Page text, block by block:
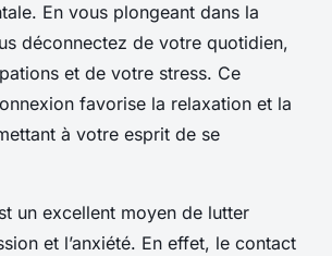
En vous plongeant dans la
déconnectez de votre quotidien,
et de votre stress. Ce
favorise la relaxation et la
à votre esprit de se
un excellent moyen de lutter
et l’anxiété. En effet, le contact